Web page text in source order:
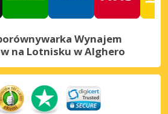
Wynajem
na Lotnisku w Alghero